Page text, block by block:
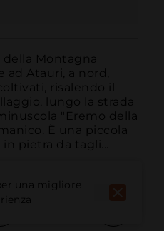
Montagna
ad Atauri, a nord,
risalendo il
lungo la strada
"Eremo della
È una piccola
pietra da tagli...
una migliore